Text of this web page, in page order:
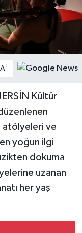
A+
Kültür
atölyeleri ve
yoğun ilgi
dokuma
uzanan
her yaş